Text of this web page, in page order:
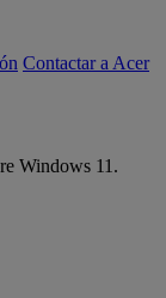
Contactar a Acer
Windows 11.